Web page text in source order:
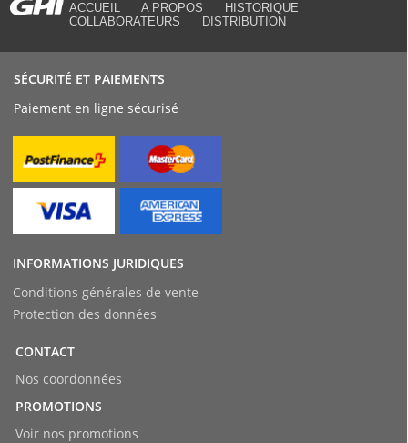
ACCUEIL A PROPOS
HISTORIQUE
COLLABORATEURS
DISTRIBUTION
SÉCURITÉ ET PAIEMENTS
Paiement en ligne sécurisé
INFORMATIONS JURIDIQUES
Conditions générales de vente
Protection des données
CONTACT
Nos coordonnées
PROMOTIONS
Voir nos promotions